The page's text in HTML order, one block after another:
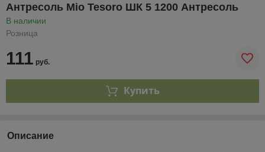
Антресоль Mio Tesoro ШК 5 1200 Антресоль
В наличии
Розница
111 руб.
Купить
Описание